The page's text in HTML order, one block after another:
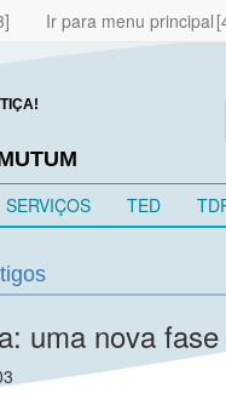
Ir para menu principal
SERVIÇOS TED
uma nova